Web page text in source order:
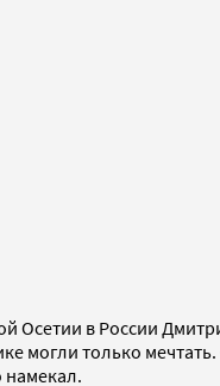
Осетии в России
только мечтать.
намекал.